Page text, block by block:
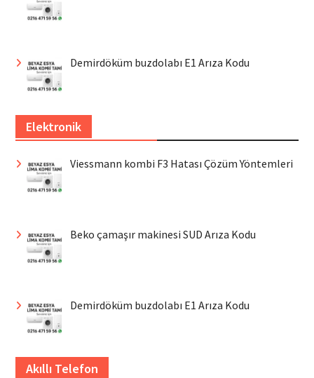
Demirdöküm buzdolabı E1 Arıza Kodu
Elektronik
Viessmann kombi F3 Hatası Çözüm Yöntemleri
Beko çamaşır makinesi SUD Arıza Kodu
Demirdöküm buzdolabı E1 Arıza Kodu
Akıllı Telefon